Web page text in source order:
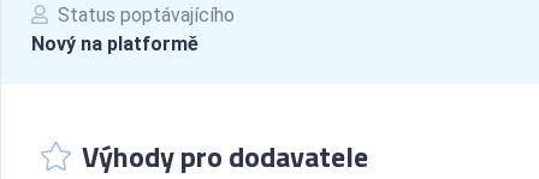
Status poptávajícího
Nový na platformě
Výhody pro dodavatele